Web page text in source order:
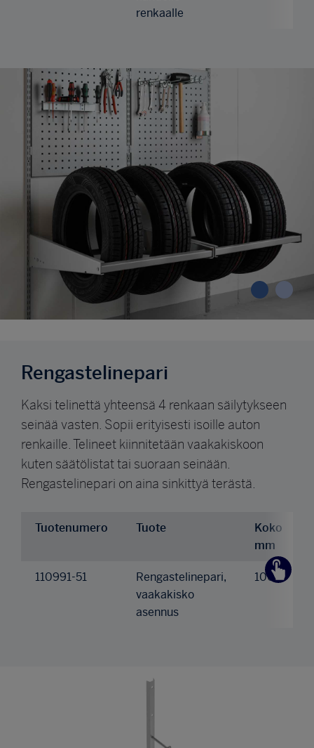
renkaalle
Rengastelinepari
Kaksi telinettä yhteensä 4 renkaan säilytykseen
seinää vasten. Sopii erityisesti isoille auton
renkaille. Telineet kiinnitetään vaakakiskoon
kuten säätölistat tai suoraan seinään.
Rengastelinepari on aina sinkittyä terästä.
Tuotenumero Tuote
Koko
mm
110991-51
Rengastelinepari,
vaakakisko
asennus
1000